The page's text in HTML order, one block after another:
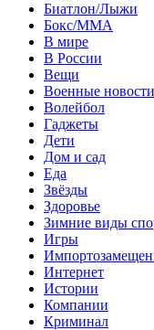
Биатлон/Лыжи
Бокс/MMA
В мире
В России
Вещи
Военные новости
Волейбол
Гаджеты
Дети
Дом и сад
Еда
Звёзды
Здоровье
Зимние виды
Игры
Интернет
Истории
Компании
Криминал